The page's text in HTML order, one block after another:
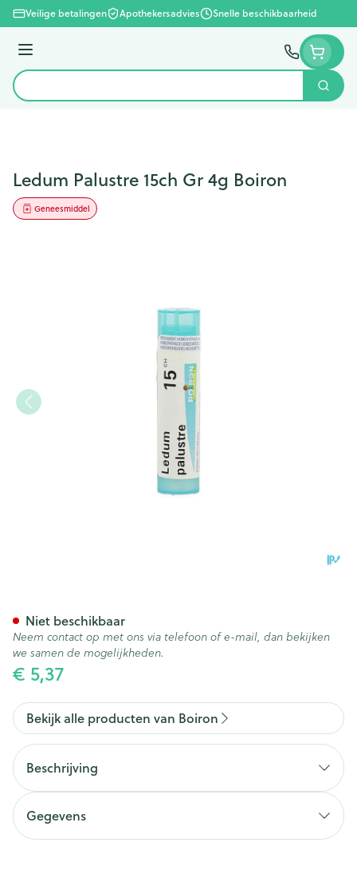
Ga naar de inhoud
Veilige betalingen Apothekersadvies Snelle beschikbaarheid
Menu
Product, merk, categorie...
Zoek
Ledum Palustre 15ch Gr 4g Boiron
Geneesmiddel
€ 5,37
Niet beschikbaar
Neem contact op met ons via telefoon of e-mail, dan bekijken
we samen de mogelijkheden.
Bekijk alle producten van Boiron
Beschrijving
Gegevens